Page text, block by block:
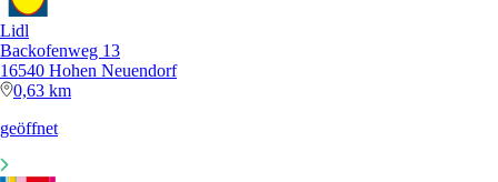
Lidl
Backofenweg 13
16540 Hohen Neuendorf
0,63 km
geöffnet